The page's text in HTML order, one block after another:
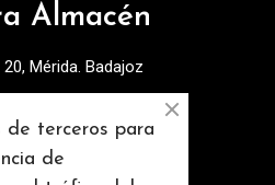
Almacén
Mérida. Badajoz
de terceros para
de